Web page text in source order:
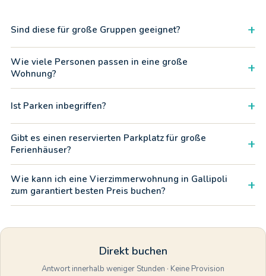
Sind diese für große Gruppen geeignet? +
Personen. Durch Kostenteilung spart man viel.
Wie viele Personen passen in eine große
Wohnung?
+
Ist Parken inbegriffen? +
Gibt es einen reservierten Parkplatz für große
Ferienhäuser?
+
Privatparkplatz, aber die Straßen rund um Viale dei Tigli bieten
bequeme, kostenlose Parkplätze auf der Straße. Es ist eine
Fahrzeug bei Gallipoli ankommen.
Wie kann ich eine Vierzimmerwohnung in Gallipoli
zum garantiert besten Preis buchen?
+
direkt über WhatsApp kontaktieren. Unsere Mitarbeiter
garantieren Ihnen so den besten Mietpreis ohne
Vermittlungskosten.
Direkt buchen
Antwort innerhalb weniger Stunden · Keine Provision